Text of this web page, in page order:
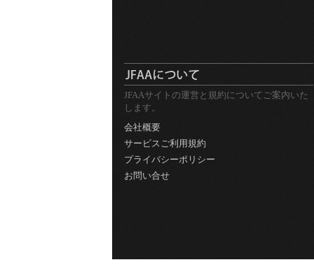
JFAAサイトの運営と規約についてご案内いた
します。
会社概要
サービスご利用規約
プライバシーポリシー
お問い合せ